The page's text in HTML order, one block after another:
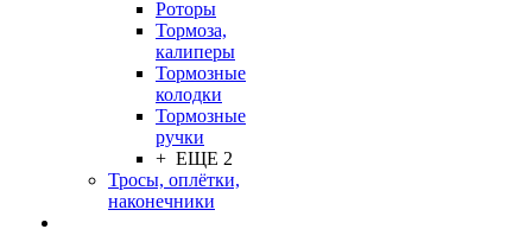
Роторы
Тормоза,
калиперы
Тормозные
колодки
Тормозные
ручки
+ ЕЩЕ 2
Тросы, оплётки,
наконечники